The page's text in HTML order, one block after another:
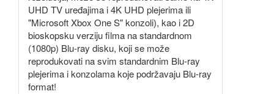
UHD TV uređajima i 4K UHD plejerima ili
"Microsoft Xbox One S" konzoli), kao i 2D
bioskopsku verziju filma na standardnom
(1080p) Blu-ray disku, koji se može
reprodukovati na svim standardnim Blu-ray
plejerima i konzolama koje podržavaju Blu-ray
format!